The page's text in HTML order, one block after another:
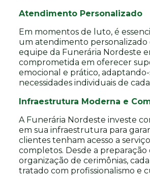
Atendimento Personalizado
Em momentos de luto, é
um atendimento personalizado
equipe da Funerária Nordeste
comprometida em oferecer
emocional e prático, adaptando-
necessidades individuais de
Infraestrutura Moderna e
A Funerária Nordeste investe
em sua infraestrutura para
clientes tenham acesso a
completos. Desde a preparação
organização de cerimônias,
tratado com profissionalismo e